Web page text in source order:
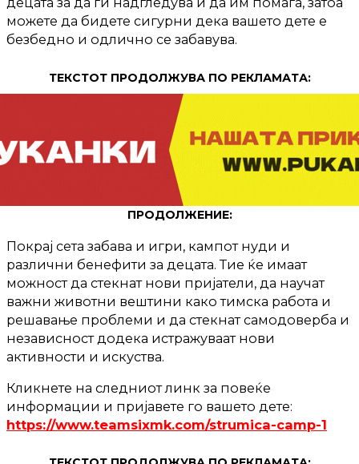
можете да бидете сигурни дека вашето дете е
безбедно и одлично се забавува.
ТЕКСТОТ ПРОДОЛЖУВА ПО РЕКЛАМАТА:
ПРОДОЛЖЕНИЕ:
Покрај сета забава и игри, кампот нуди и
различни бенефити за децата. Тие ќе имаат
можност да стекнат нови пријатели, да научат
важни животни вештини како тимска работа и
решавање проблеми и да стекнат самодоверба и
независност додека истражуваат нови
активности и искуства.
Кликнете на следниот линк за повеќе
информации и пријавете го вашето дете:
https://www.teamsixmk.com/strumica-camp-1